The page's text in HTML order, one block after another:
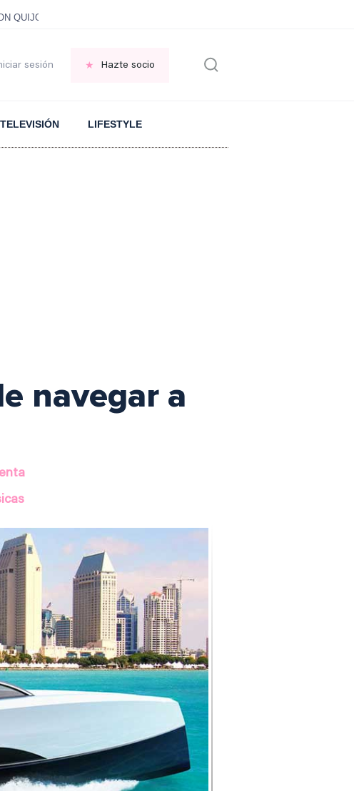
QUIJOTE
sesión Hazte socio
TELEVISIÓN LIFESTYLE
navegar a